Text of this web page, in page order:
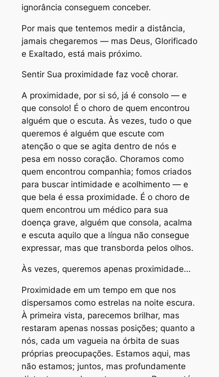
ignorância conseguem conceber.
Por mais que tentemos medir a distância,
jamais chegaremos — mas Deus, Glorificado
e Exaltado, está mais próximo.
Sentir Sua proximidade faz você chorar.
A proximidade, por si só, já é consolo — e
que consolo! É o choro de quem encontrou
alguém que o escuta. Às vezes, tudo o que
queremos é alguém que escute com
atenção o que se agita dentro de nós e
pesa em nosso coração. Choramos como
quem encontrou companhia; fomos criados
para buscar intimidade e acolhimento — e
que bela é essa proximidade. É o choro de
quem encontrou um médico para sua
doença grave, alguém que consola, acalma
e escuta aquilo que a língua não consegue
expressar, mas que transborda pelos olhos.
Às vezes, queremos apenas proximidade…
Proximidade em um tempo em que nos
dispersamos como estrelas na noite escura.
À primeira vista, parecemos brilhar, mas
restaram apenas nossas posições; quanto a
nós, cada um vagueia na órbita de suas
próprias preocupações. Estamos aqui, mas
não estamos; juntos, mas profundamente